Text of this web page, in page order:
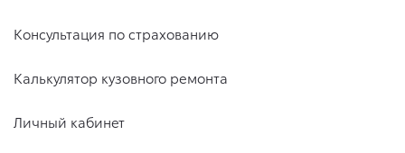
Консультация по страхованию
Калькулятор кузовного ремонта
Личный кабинет